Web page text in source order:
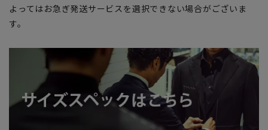
よってはお急ぎ発送サービスを選択できない場合がございま
す。